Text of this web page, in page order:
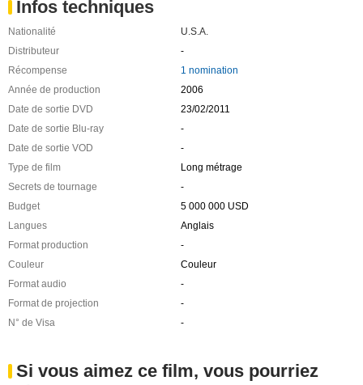
Infos techniques
Nationalité
U.S.A.
Distributeur
-
Récompense
1 nomination
Année de production
2006
Date de sortie DVD
23/02/2011
Date de sortie Blu-ray
-
Date de sortie VOD
-
Type de film
Long métrage
Secrets de tournage
-
Budget
5 000 000 USD
Langues
Anglais
Format production
-
Couleur
Couleur
Format audio
-
Format de projection
-
N° de Visa
-
Si vous aimez ce film, vous pourriez